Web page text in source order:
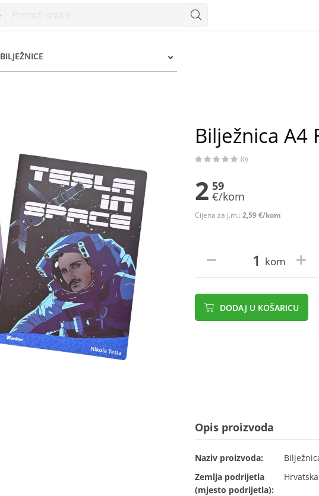
BILJEŽNICE
Bilježnica A4
(0)
2 59
€/kom
Cijena za j.m.: 2,59 €/kom
kom
DODAJ U KOŠARICU
Opis proizvoda
Naziv proizvoda:
Zemlja podrijetla
(mjesto podrijetla):
Hrvatska